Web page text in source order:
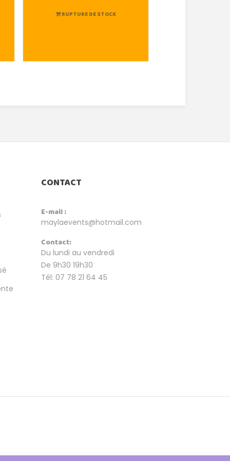
RUPTURE DE STOCK
CONTACT
E-mail :
maylaevents@hotmail.com
Contact:
Du lundi au vendredi
De 9h30 19h30
Tél: 07 78 21 64 45